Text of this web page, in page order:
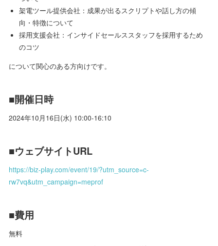
架電ツール提供会社：成果が出るスクリプトや話し方の傾
向・特徴について
採用支援会社：インサイドセールススタッフを採用するため
のコツ
について関心のある方向けです。
■開催日時
2024年10月16日(水) 10:00-16:10
■ウェブサイトURL
https://biz-play.com/event/19/?utm_source=c-
rw7vq&utm_campaign=meprof
■費用
無料